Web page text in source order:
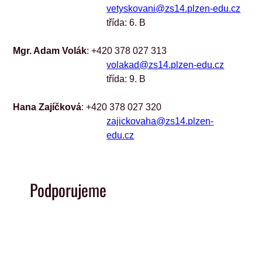
vetyskovani@zs14.plzen-edu.cz
třída: 6. B
Mgr. Adam Volák: +420 378 027 313
volakad@zs14.plzen-edu.cz
třída: 9. B
Hana Zajíčková: +420 378 027 320
zajickovaha@zs14.plzen-
edu.cz
Podporujeme